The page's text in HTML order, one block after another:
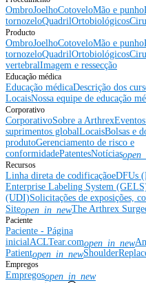
OmbroJoelhoCotoveloMão e punho
tornozeloQuadrilOrtobiológicos
Producto
OmbroJoelhoCotoveloMão e punho
tornozeloQuadrilOrtobiológicos
vertebralImagem e ressecção
Educação médica
Educação médicaDescrição dos
LocaisNossa equipe de educação
Corporativo
CorporativoSobre a Arthrex
suprimentos globalLocaisBolsas e
produtoGerenciamento de risco e
conformidadePatentesNotícias
Recursos
Linha direta de codificaçãoeDFUs
Enterprise Labeling System
(UDI)Solicitações de exposições,
Siteopen_in_newThe Arthrex
Paciente
Paciente - Página
inicialACLTear.comopen_in_new
Patientopen_in_new
Empregos
Empregosopen_in_new